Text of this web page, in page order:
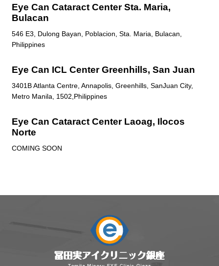
Eye Can Cataract Center Sta. Maria,
Bulacan
546 E3, Dulong Bayan, Poblacion, Sta. Maria, Bulacan,
Philippines
Eye Can ICL Center Greenhills, San Juan
3401B Atlanta Centre, Annapolis, Greenhills, SanJuan City,
Metro Manila, 1502,Philippines
Eye Can Cataract Center Laoag, Ilocos
Norte
COMING SOON